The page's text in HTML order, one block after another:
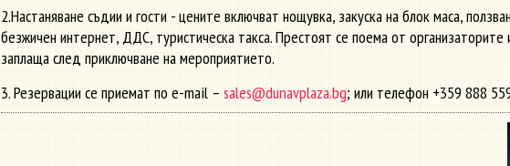
2.Настаняване съдии и гости - цените включват нощувка, закуска на блок маса,
безжичен интернет, ДДС, туристическа такса. Престоят се поема от организаторите
заплаща след приключване на мероприятието.
3. Резервации се приемат по e-mail – sales@dunavplaza.bg; или телефон +359 888